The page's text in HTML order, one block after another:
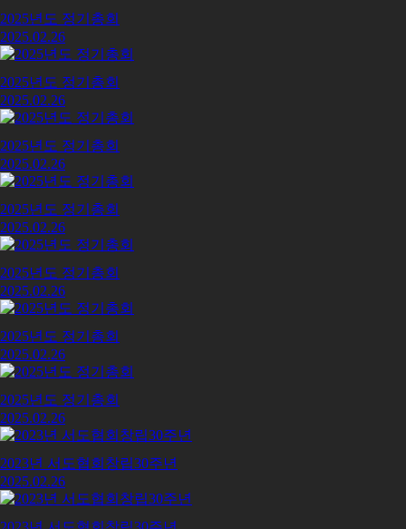
2025년도 정기총회
2025.02.26
2025년도 정기총회
2025.02.26
2025년도 정기총회
2025.02.26
2025년도 정기총회
2025.02.26
2025년도 정기총회
2025.02.26
2025년도 정기총회
2025.02.26
2025년도 정기총회
2025.02.26
2023년 서도협회창립30주년
2025.02.26